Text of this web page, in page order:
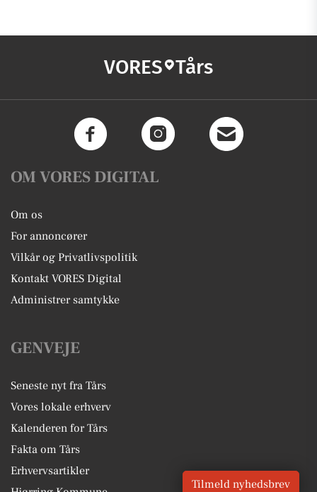
VORES Tårs
OM VORES DIGITAL
Om os
For annoncører
Vilkår og Privatlivspolitik
Kontakt VORES Digital
Administrer samtykke
GENVEJE
Seneste nyt fra Tårs
Vores lokale erhverv
Kalenderen for Tårs
Fakta om Tårs
Erhvervsartikler
Tilmeld nyhedsbrev